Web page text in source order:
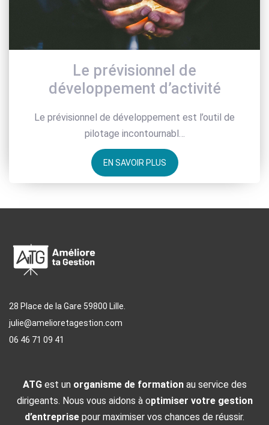
Le prévisionnel de
développement d’activité
Le prévisionnel de développement est l’outil de
pilotage incontournabl…
EN SAVOIR PLUS
28 Place de la Gare 59800 Lille.
julie@amelioretagestion.com
06 46 71 09 41
ATGest un organisme de formationau service des
dirigeants. Nous vous aidons à optimiser votre gestion
d’entreprise pour maximiser vos chances de réussir.